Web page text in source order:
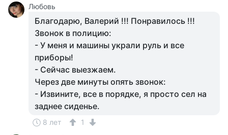
Любовь
Благодарю, Валерий !!! Понравилось !!!
Звонок в полицию:
- У меня и машины украли руль и все
приборы!
- Сейчас выезжаем.
Через две минуты опять звонок:
- Извините, все в порядке, я просто сел на
заднее сиденье.
8 лет
1